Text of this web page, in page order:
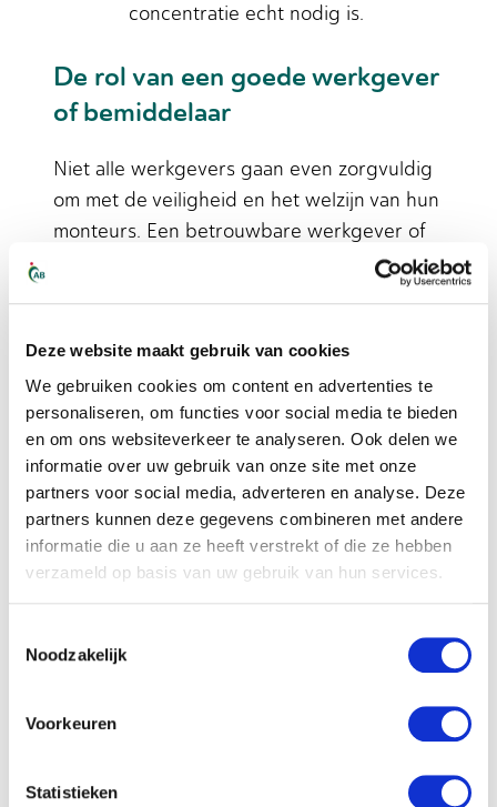
Deze website maakt gebruik van cookies
We gebruiken cookies om content en advertenties te
personaliseren, om functies voor social media te bieden
en om ons websiteverkeer te analyseren. Ook delen we
informatie over uw gebruik van onze site met onze
partners voor social media, adverteren en analyse. Deze
partners kunnen deze gegevens combineren met andere
informatie die u aan ze heeft verstrekt of die ze hebben
verzameld op basis van uw gebruik van hun services.
Noodzakelijk
Voorkeuren
Statistieken
concentratie echt nodig is.
De rol van een goede werkgever
of bemiddelaar
Niet alle werkgevers gaan even zorgvuldig
om met de veiligheid en het welzijn van hun
monteurs. Een betrouwbare werkgever of
bemiddelaar zorgt ervoor dat je op locaties
werkt waar de basisvoorwaarden voor veilig
er iets misgaat.
Wij bij AB Midden Nederland vinden
eerlijke en veilige arbeidsrelaties geen
bijzaak. Als je op zoek bent naar een positie
als servicemonteur, kun je onzevacature
voor servicemonteurbekijken of
rechtstreekscontact met ons opnemenom
plek waar je veilig en met plezier kunt
certificeringen zijn nuttig voor